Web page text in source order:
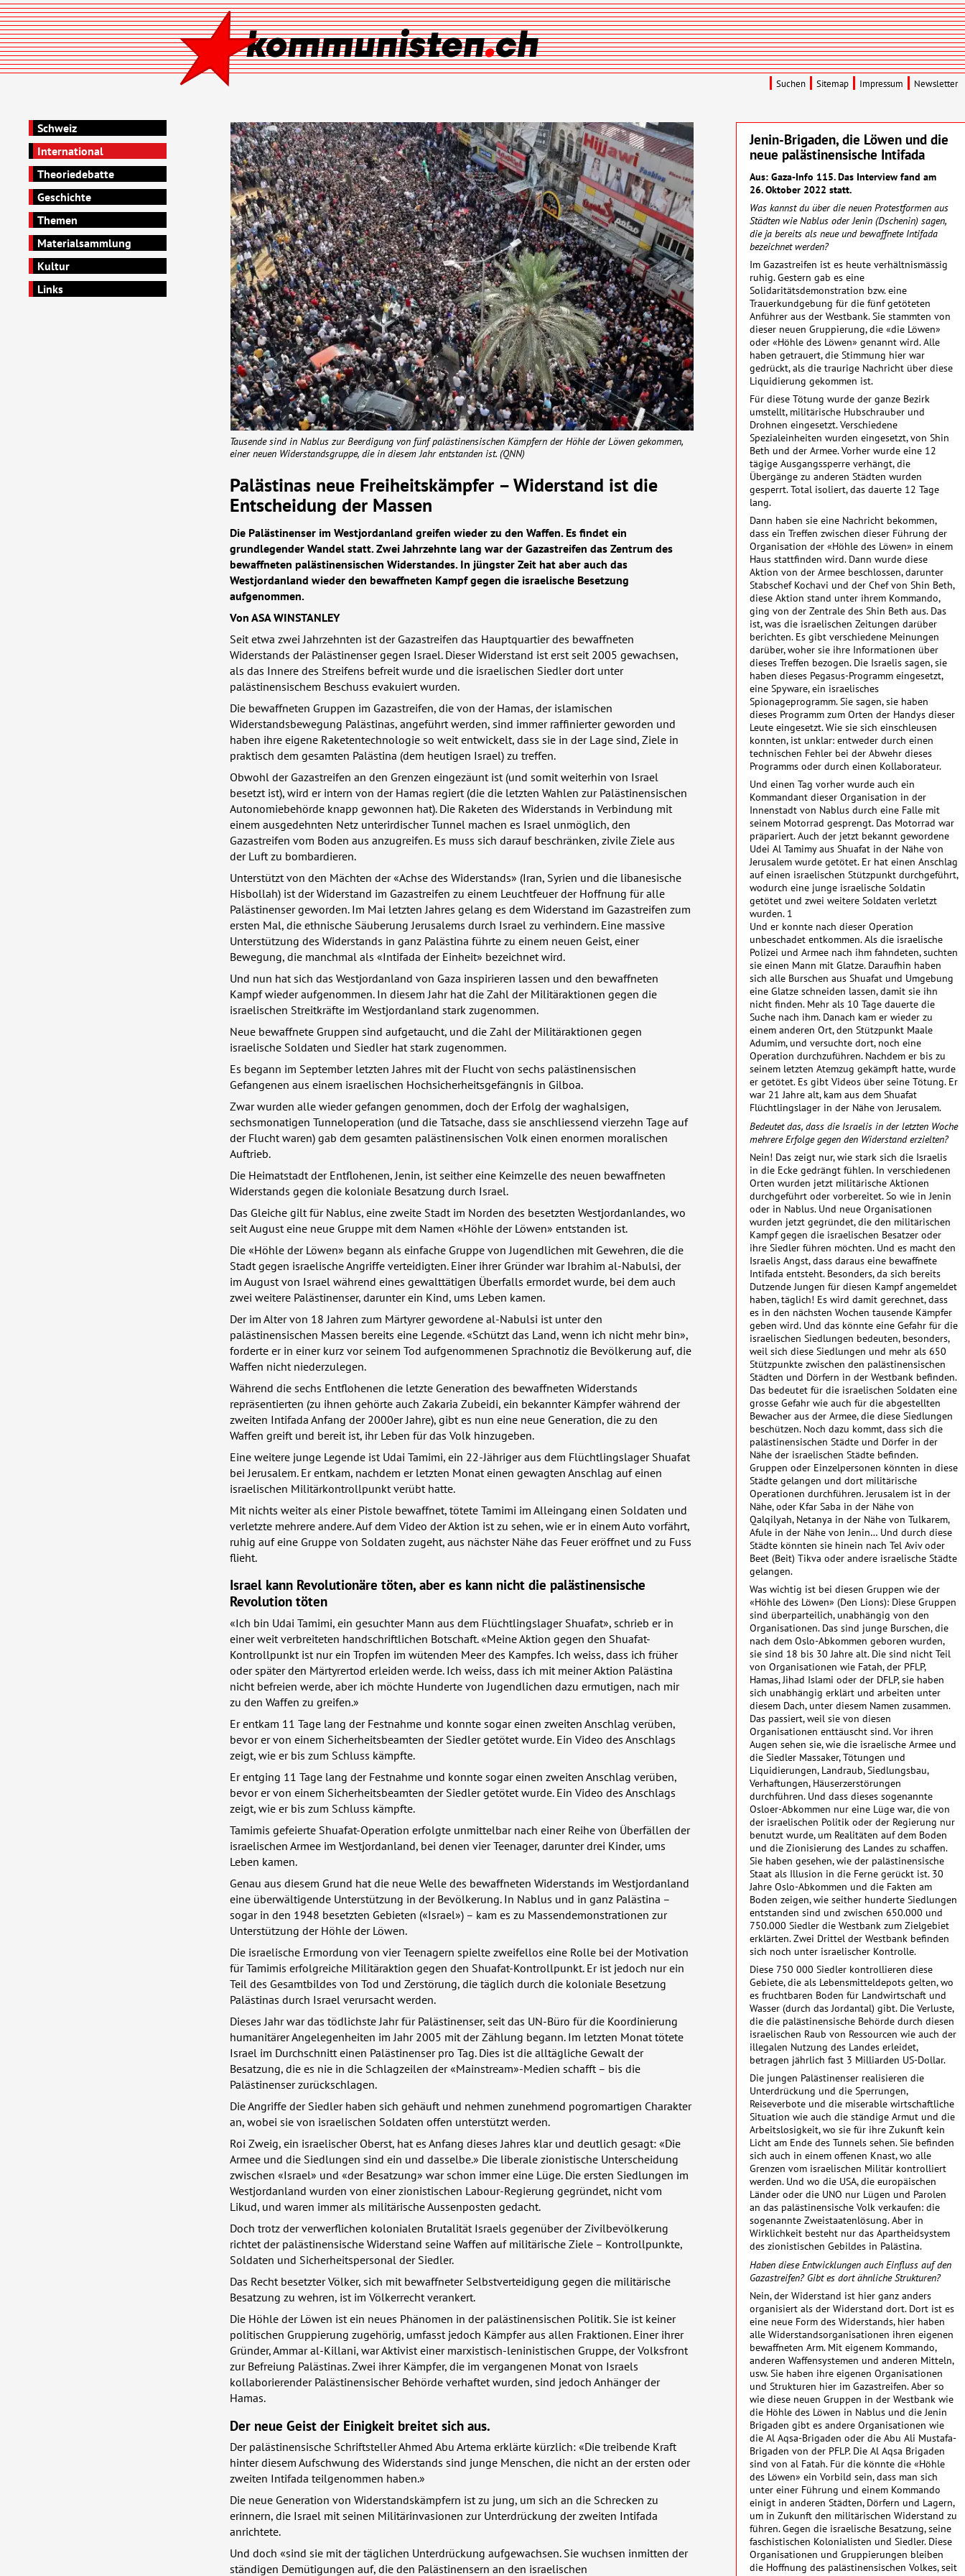
Schweiz
International
Theoriedebatte
Geschichte
Themen
Materialsammlung
Kultur
Links
Tausende sind in Nablus zur Beerdigung von fünf palästinensischen Kämpfern der Höhle der Löwen gekommen,
einer neuen Widerstandsgruppe, die in diesem Jahr entstanden ist. (QNN)
Palästinas neue Freiheitskämpfer – Widerstand ist die
Entscheidung der Massen
Die Palästinenser im Westjordanland greifen wieder zu den Waffen. Es findet ein
grundlegender Wandel statt. Zwei Jahrzehnte lang war der Gazastreifen das Zentrum des
bewaffneten palästinensischen Widerstandes. In jüngster Zeit hat aber auch das
Westjordanland wieder den bewaffneten Kampf gegen die israelische Besetzung
aufgenommen.
Von ASA WINSTANLEY
Seit etwa zwei Jahrzehnten ist der Gazastreifen das Hauptquartier des bewaffneten
Widerstands der Palästinenser gegen Israel. Dieser Widerstand ist erst seit 2005 gewachsen,
als das Innere des Streifens befreit wurde und die israelischen Siedler dort unter
palästinensischem Beschuss evakuiert wurden.
Die bewaffneten Gruppen im Gazastreifen, die von der Hamas, der islamischen
Widerstandsbewegung Palästinas, angeführt werden, sind immer raffinierter geworden und
haben ihre eigene Raketentechnologie so weit entwickelt, dass sie in der Lage sind, Ziele in
praktisch dem gesamten Palästina (dem heutigen Israel) zu treffen.
Obwohl der Gazastreifen an den Grenzen eingezäunt ist (und somit weiterhin von Israel
besetzt ist), wird er intern von der Hamas regiert (die die letzten Wahlen zur Palästinensischen
Autonomiebehörde knapp gewonnen hat). Die Raketen des Widerstands in Verbindung mit
einem ausgedehnten Netz unterirdischer Tunnel machen es Israel unmöglich, den
Gazastreifen vom Boden aus anzugreifen. Es muss sich darauf beschränken, zivile Ziele aus
der Luft zu bombardieren.
Unterstützt von den Mächten der «Achse des Widerstands» (Iran, Syrien und die libanesische
Hisbollah) ist der Widerstand im Gazastreifen zu einem Leuchtfeuer der Hoffnung für alle
Palästinenser geworden. Im Mai letzten Jahres gelang es dem Widerstand im Gazastreifen zum
ersten Mal, die ethnische Säuberung Jerusalems durch Israel zu verhindern. Eine massive
Unterstützung des Widerstands in ganz Palästina führte zu einem neuen Geist, einer
Bewegung, die manchmal als «Intifada der Einheit» bezeichnet wird.
Und nun hat sich das Westjordanland von Gaza inspirieren lassen und den bewaffneten
Kampf wieder aufgenommen. In diesem Jahr hat die Zahl der Militäraktionen gegen die
israelischen Streitkräfte im Westjordanland stark zugenommen.
Neue bewaffnete Gruppen sind aufgetaucht, und die Zahl der Militäraktionen gegen
israelische Soldaten und Siedler hat stark zugenommen.
Es begann im September letzten Jahres mit der Flucht von sechs palästinensischen
Gefangenen aus einem israelischen Hochsicherheitsgefängnis in Gilboa.
Zwar wurden alle wieder gefangen genommen, doch der Erfolg der waghalsigen,
sechsmonatigen Tunneloperation (und die Tatsache, dass sie anschliessend vierzehn Tage auf
der Flucht waren) gab dem gesamten palästinensischen Volk einen enormen moralischen
Auftrieb.
Die Heimatstadt der Entflohenen, Jenin, ist seither eine Keimzelle des neuen bewaffneten
Widerstands gegen die koloniale Besatzung durch Israel.
Das Gleiche gilt für Nablus, eine zweite Stadt im Norden des besetzten Westjordanlandes, wo
seit August eine neue Gruppe mit dem Namen «Höhle der Löwen» entstanden ist.
Die «Höhle der Löwen» begann als einfache Gruppe von Jugendlichen mit Gewehren, die die
Stadt gegen israelische Angriffe verteidigten. Einer ihrer Gründer war Ibrahim al-Nabulsi, der
im August von Israel während eines gewalttätigen Überfalls ermordet wurde, bei dem auch
zwei weitere Palästinenser, darunter ein Kind, ums Leben kamen.
Der im Alter von 18 Jahren zum Märtyrer gewordene al-Nabulsi ist unter den
palästinensischen Massen bereits eine Legende. «Schützt das Land, wenn ich nicht mehr bin»,
forderte er in einer kurz vor seinem Tod aufgenommenen Sprachnotiz die Bevölkerung auf, die
Waffen nicht niederzulegen.
Während die sechs Entflohenen die letzte Generation des bewaffneten Widerstands
repräsentierten (zu ihnen gehörte auch Zakaria Zubeidi, ein bekannter Kämpfer während der
zweiten Intifada Anfang der 2000er Jahre), gibt es nun eine neue Generation, die zu den
Waffen greift und bereit ist, ihr Leben für das Volk hinzugeben.
Eine weitere junge Legende ist Udai Tamimi, ein 22-Jähriger aus dem Flüchtlingslager Shuafat
bei Jerusalem. Er entkam, nachdem er letzten Monat einen gewagten Anschlag auf einen
israelischen Militärkontrollpunkt verübt hatte.
Mit nichts weiter als einer Pistole bewaffnet, tötete Tamimi im Alleingang einen Soldaten und
verletzte mehrere andere. Auf dem Video der Aktion ist zu sehen, wie er in einem Auto vorfährt,
ruhig auf eine Gruppe von Soldaten zugeht, aus nächster Nähe das Feuer eröffnet und zu Fuss
flieht.
Israel kann Revolutionäre töten, aber es kann nicht die palästinensische
Revolution töten
«Ich bin Udai Tamimi, ein gesuchter Mann aus dem Flüchtlingslager Shuafat», schrieb er in
einer weit verbreiteten handschriftlichen Botschaft. «Meine Aktion gegen den Shuafat-
Kontrollpunkt ist nur ein Tropfen im wütenden Meer des Kampfes. Ich weiss, dass ich früher
oder später den Märtyrertod erleiden werde. Ich weiss, dass ich mit meiner Aktion Palästina
nicht befreien werde, aber ich möchte Hunderte von Jugendlichen dazu ermutigen, nach mir
zu den Waffen zu greifen.»
Er entkam 11 Tage lang der Festnahme und konnte sogar einen zweiten Anschlag verüben,
bevor er von einem Sicherheitsbeamten der Siedler getötet wurde. Ein Video des Anschlags
zeigt, wie er bis zum Schluss kämpfte.
Er entging 11 Tage lang der Festnahme und konnte sogar einen zweiten Anschlag verüben,
bevor er von einem Sicherheitsbeamten der Siedler getötet wurde. Ein Video des Anschlags
zeigt, wie er bis zum Schluss kämpfte.
Tamimis gefeierte Shuafat-Operation erfolgte unmittelbar nach einer Reihe von Überfällen der
israelischen Armee im Westjordanland, bei denen vier Teenager, darunter drei Kinder, ums
Leben kamen.
Genau aus diesem Grund hat die neue Welle des bewaffneten Widerstands im Westjordanland
eine überwältigende Unterstützung in der Bevölkerung. In Nablus und in ganz Palästina –
sogar in den 1948 besetzten Gebieten («Israel») – kam es zu Massendemonstrationen zur
Unterstützung der Höhle der Löwen.
Die israelische Ermordung von vier Teenagern spielte zweifellos eine Rolle bei der Motivation
für Tamimis erfolgreiche Militäraktion gegen den Shuafat-Kontrollpunkt. Er ist jedoch nur ein
Teil des Gesamtbildes von Tod und Zerstörung, die täglich durch die koloniale Besetzung
Palästinas durch Israel verursacht werden.
Dieses Jahr war das tödlichste Jahr für Palästinenser, seit das UN-Büro für die Koordinierung
humanitärer Angelegenheiten im Jahr 2005 mit der Zählung begann. Im letzten Monat tötete
Israel im Durchschnitt einen Palästinenser pro Tag. Dies ist die alltägliche Gewalt der
Besatzung, die es nie in die Schlagzeilen der «Mainstream»-Medien schafft – bis die
Palästinenser zurückschlagen.
Die Angriffe der Siedler haben sich gehäuft und nehmen zunehmend pogromartigen Charakter
an, wobei sie von israelischen Soldaten offen unterstützt werden.
Roi Zweig, ein israelischer Oberst, hat es Anfang dieses Jahres klar und deutlich gesagt: «Die
Armee und die Siedlungen sind ein und dasselbe.» Die liberale zionistische Unterscheidung
zwischen «Israel» und «der Besatzung» war schon immer eine Lüge. Die ersten Siedlungen im
Westjordanland wurden von einer zionistischen Labour-Regierung gegründet, nicht vom
Likud, und waren immer als militärische Aussenposten gedacht.
Doch trotz der verwerflichen kolonialen Brutalität Israels gegenüber der Zivilbevölkerung
richtet der palästinensische Widerstand seine Waffen auf militärische Ziele – Kontrollpunkte,
Soldaten und Sicherheitspersonal der Siedler.
Das Recht besetzter Völker, sich mit bewaffneter Selbstverteidigung gegen die militärische
Besatzung zu wehren, ist im Völkerrecht verankert.
Die Höhle der Löwen ist ein neues Phänomen in der palästinensischen Politik. Sie ist keiner
politischen Gruppierung zugehörig, umfasst jedoch Kämpfer aus allen Fraktionen. Einer ihrer
Gründer, Ammar al-Killani, war Aktivist einer marxistisch-leninistischen Gruppe, der Volksfront
zur Befreiung Palästinas. Zwei ihrer Kämpfer, die im vergangenen Monat von Israels
kollaborierender Palästinensischer Behörde verhaftet wurden, sind jedoch Anhänger der
Hamas.
Der neue Geist der Einigkeit breitet sich aus.
Der palästinensische Schriftsteller Ahmed Abu Artema erklärte kürzlich: «Die treibende Kraft
hinter diesem Aufschwung des Widerstands sind junge Menschen, die nicht an der ersten oder
zweiten Intifada teilgenommen haben.»
Die neue Generation von Widerstandskämpfern ist zu jung, um sich an die Schrecken zu
erinnern, die Israel mit seinen Militärinvasionen zur Unterdrückung der zweiten Intifada
anrichtete.
Und doch «sind sie mit der täglichen Unterdrückung aufgewachsen. Sie wuchsen inmitten der
ständigen Demütigungen auf, die den Palästinensern an den israelischen
Jenin-Brigaden, die Löwen und die
neue palästinensische Intifada
Aus: Gaza-Info 115. Das Interview fand am
26. Oktober 2022 statt.
Was kannst du über die neuen Protestformen aus
Städten wie Nablus oder Jenin (Dschenin) sagen,
die ja bereits als neue und bewaffnete Intifada
bezeichnet werden?
Im Gazastreifen ist es heute verhältnismässig
ruhig. Gestern gab es eine
Solidaritätsdemonstration bzw. eine
Trauerkundgebung für die fünf getöteten
Anführer aus der Westbank. Sie stammten von
dieser neuen Gruppierung, die «die Löwen»
oder «Höhle des Löwen» genannt wird. Alle
haben getrauert, die Stimmung hier war
gedrückt, als die traurige Nachricht über diese
Liquidierung gekommen ist.
Für diese Tötung wurde der ganze Bezirk
umstellt, militärische Hubschrauber und
Drohnen eingesetzt. Verschiedene
Spezialeinheiten wurden eingesetzt, von Shin
Beth und der Armee. Vorher wurde eine 12
tägige Ausgangssperre verhängt, die
Übergänge zu anderen Städten wurden
gesperrt. Total isoliert, das dauerte 12 Tage
lang.
Dann haben sie eine Nachricht bekommen,
dass ein Treffen zwischen dieser Führung der
Organisation der «Höhle des Löwen» in einem
Haus stattfinden wird. Dann wurde diese
Aktion von der Armee beschlossen, darunter
Stabschef Kochavi und der Chef von Shin Beth,
diese Aktion stand unter ihrem Kommando,
ging von der Zentrale des Shin Beth aus. Das
ist, was die israelischen Zeitungen darüber
berichten. Es gibt verschiedene Meinungen
darüber, woher sie ihre Informationen über
dieses Treffen bezogen. Die Israelis sagen, sie
haben dieses Pegasus-Programm eingesetzt,
eine Spyware, ein israelisches
Spionageprogramm. Sie sagen, sie haben
dieses Programm zum Orten der Handys dieser
Leute eingesetzt. Wie sie sich einschleusen
konnten, ist unklar: entweder durch einen
technischen Fehler bei der Abwehr dieses
Programms oder durch einen Kollaborateur.
Und einen Tag vorher wurde auch ein
Kommandant dieser Organisation in der
Innenstadt von Nablus durch eine Falle mit
seinem Motorrad gesprengt. Das Motorrad war
präpariert. Auch der jetzt bekannt gewordene
Udei Al Tamimy aus Shuafat in der Nähe von
Jerusalem wurde getötet. Er hat einen Anschlag
auf einen israelischen Stützpunkt durchgeführt,
wodurch eine junge israelische Soldatin
getötet und zwei weitere Soldaten verletzt
wurden. 1
Und er konnte nach dieser Operation
unbeschadet entkommen. Als die israelische
Polizei und Armee nach ihm fahndeten, suchten
sie einen Mann mit Glatze. Daraufhin haben
sich alle Burschen aus Shuafat und Umgebung
eine Glatze schneiden lassen, damit sie ihn
nicht finden. Mehr als 10 Tage dauerte die
Suche nach ihm. Danach kam er wieder zu
einem anderen Ort, den Stützpunkt Maale
Adumim, und versuchte dort, noch eine
Operation durchzuführen. Nachdem er bis zu
seinem letzten Atemzug gekämpft hatte, wurde
er getötet. Es gibt Videos über seine Tötung. Er
war 21 Jahre alt, kam aus dem Shuafat
Flüchtlingslager in der Nähe von Jerusalem.
Bedeutet das, dass die Israelis in der letzten Woche
mehrere Erfolge gegen den Widerstand erzielten?
Nein! Das zeigt nur, wie stark sich die Israelis
in die Ecke gedrängt fühlen. In verschiedenen
Orten wurden jetzt militärische Aktionen
durchgeführt oder vorbereitet. So wie in Jenin
oder in Nablus. Und neue Organisationen
wurden jetzt gegründet, die den militärischen
Kampf gegen die israelischen Besatzer oder
ihre Siedler führen möchten. Und es macht den
Israelis Angst, dass daraus eine bewaffnete
Intifada entsteht. Besonders, da sich bereits
Dutzende Jungen für diesen Kampf angemeldet
haben, täglich! Es wird damit gerechnet, dass
es in den nächsten Wochen tausende Kämpfer
geben wird. Und das könnte eine Gefahr für die
israelischen Siedlungen bedeuten, besonders,
weil sich diese Siedlungen und mehr als 650
Stützpunkte zwischen den palästinensischen
Städten und Dörfern in der Westbank befinden.
Das bedeutet für die israelischen Soldaten eine
grosse Gefahr wie auch für die abgestellten
Bewacher aus der Armee, die diese Siedlungen
beschützen. Noch dazu kommt, dass sich die
palästinensischen Städte und Dörfer in der
Nähe der israelischen Städte befinden.
Gruppen oder Einzelpersonen könnten in diese
Städte gelangen und dort militärische
Operationen durchführen. Jerusalem ist in der
Nähe, oder Kfar Saba in der Nähe von
Qalqilyah, Netanya in der Nähe von Tulkarem,
Afule in der Nähe von Jenin… Und durch diese
Städte könnten sie hinein nach Tel Aviv oder
Beet (Beit) Tikva oder andere israelische Städte
gelangen.
Was wichtig ist bei diesen Gruppen wie der
«Höhle des Löwen» (Den Lions): Diese Gruppen
sind überparteilich, unabhängig von den
Organisationen. Das sind junge Burschen, die
nach dem Oslo-Abkommen geboren wurden,
sie sind 18 bis 30 Jahre alt. Die sind nicht Teil
von Organisationen wie Fatah, der PFLP,
Hamas, Jihad Islami oder der DFLP, sie haben
sich unabhängig erklärt und arbeiten unter
diesem Dach, unter diesem Namen zusammen.
Das passiert, weil sie von diesen
Organisationen enttäuscht sind. Vor ihren
Augen sehen sie, wie die israelische Armee und
die Siedler Massaker, Tötungen und
Liquidierungen, Landraub, Siedlungsbau,
Verhaftungen, Häuserzerstörungen
durchführen. Und dass dieses sogenannte
Osloer-Abkommen nur eine Lüge war, die von
der israelischen Politik oder der Regierung nur
benutzt wurde, um Realitäten auf dem Boden
und die Zionisierung des Landes zu schaffen.
Sie haben gesehen, wie der palästinensische
Staat als Illusion in die Ferne gerückt ist. 30
Jahre Oslo-Abkommen und die Fakten am
Boden zeigen, wie seither hunderte Siedlungen
entstanden sind und zwischen 650.000 und
750.000 Siedler die Westbank zum Zielgebiet
erklärten. Zwei Drittel der Westbank befinden
sich noch unter israelischer Kontrolle.
Diese 750 000 Siedler kontrollieren diese
Gebiete, die als Lebensmitteldepots gelten, wo
es fruchtbaren Boden für Landwirtschaft und
Wasser (durch das Jordantal) gibt. Die Verluste,
die die palästinensische Behörde durch diesen
israelischen Raub von Ressourcen wie auch der
illegalen Nutzung des Landes erleidet,
betragen jährlich fast 3 Milliarden US-Dollar.
Die jungen Palästinenser realisieren die
Unterdrückung und die Sperrungen,
Reiseverbote und die miserable wirtschaftliche
Situation wie auch die ständige Armut und die
Arbeitslosigkeit, wo sie für ihre Zukunft kein
Licht am Ende des Tunnels sehen. Sie befinden
sich auch in einem offenen Knast, wo alle
Grenzen vom israelischen Militär kontrolliert
werden. Und wo die USA, die europäischen
Länder oder die UNO nur Lügen und Parolen
an das palästinensische Volk verkaufen: die
sogenannte Zweistaatenlösung. Aber in
Wirklichkeit besteht nur das Apartheidsystem
des zionistischen Gebildes in Palästina.
Haben diese Entwicklungen auch Einfluss auf den
Gazastreifen? Gibt es dort ähnliche Strukturen?
Nein, der Widerstand ist hier ganz anders
organisiert als der Widerstand dort. Dort ist es
eine neue Form des Widerstands, hier haben
alle Widerstandsorganisationen ihren eigenen
bewaffneten Arm. Mit eigenem Kommando,
anderen Waffensystemen und anderen Mitteln,
usw. Sie haben ihre eigenen Organisationen
und Strukturen hier im Gazastreifen. Aber so
wie diese neuen Gruppen in der Westbank wie
die Höhle des Löwen in Nablus und die Jenin
Brigaden gibt es andere Organisationen wie
die Al Aqsa-Brigaden oder die Abu Ali Mustafa-
Brigaden von der PFLP. Die Al Aqsa Brigaden
sind von al Fatah. Für die könnte die «Höhle
des Löwen» ein Vorbild sein, dass man sich
unter einer Führung und einem Kommando
einigt in anderen Städten, Dörfern und Lagern,
um in Zukunft den militärischen Widerstand zu
führen. Gegen die israelische Besatzung, seine
faschistischen Kolonialisten und Siedler. Diese
Organisationen und Gruppierungen bleiben
die Hoffnung des palästinensischen Volkes, seit
Suchen Sitemap Impressum Newsletter